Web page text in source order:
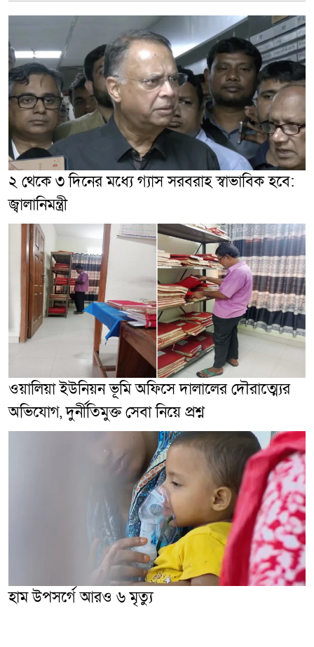
২ থেকে ৩ দিনের মধ্যে গ্যাস সরবরাহ স্বাভাবিক হবে:
জ্বালানিমন্ত্রী
ওয়ালিয়া ইউনিয়ন ভূমি অফিসে দালালের দৌরাত্ম্যের
অভিযোগ, দুর্নীতিমুক্ত সেবা নিয়ে প্রশ্ন
হাম উপসর্গে আরও ৬ মৃত্যু